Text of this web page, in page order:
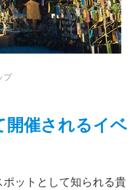
プ
開催されるイベ
ットとして知られる貴